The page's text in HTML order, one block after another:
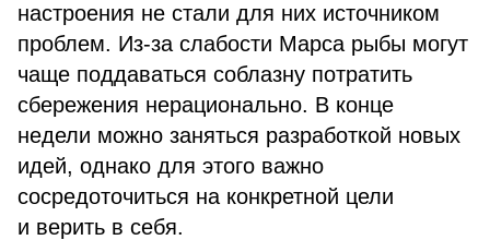
настроения не стали для них источником
проблем. Из-за слабости Марса рыбы могут
чаще поддаваться соблазну потратить
сбережения нерационально. В конце
недели можно заняться разработкой новых
идей, однако для этого важно
сосредоточиться на конкретной цели
и верить в себя.